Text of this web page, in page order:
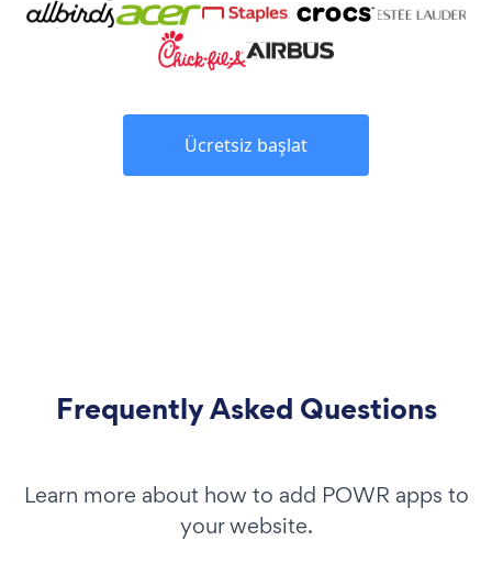
Ücretsiz başlat
Frequently Asked Questions
Learn more about how to add POWR apps to
your website.